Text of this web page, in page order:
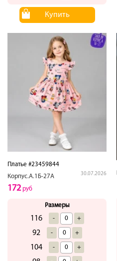
Купить
Платье #23459844
Корпус.А.1Б-27А
30.07.2026
172руб
Размеры
116 - +
92 - +
104 - +